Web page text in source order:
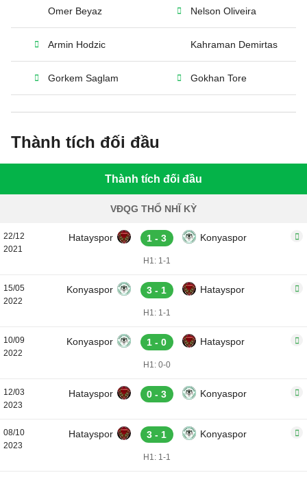
Omer Beyaz Nelson Oliveira
Armin Hodzic Kahraman Demirtas
Gorkem Saglam Gokhan Tore
Thành tích đối đầu
Thành tích đối đầu
VĐQG THỔ NHĨ KỲ
22/12
2021
Hatayspor 1 - 3 Konyaspor
H1: 1-1
15/05
2022
Konyaspor 3 - 1 Hatayspor
H1: 1-1
10/09
2022
Konyaspor 1 - 0 Hatayspor
H1: 0-0
12/03
2023
Hatayspor 0 - 3 Konyaspor
08/10
2023
Hatayspor 3 - 1 Konyaspor
H1: 1-1